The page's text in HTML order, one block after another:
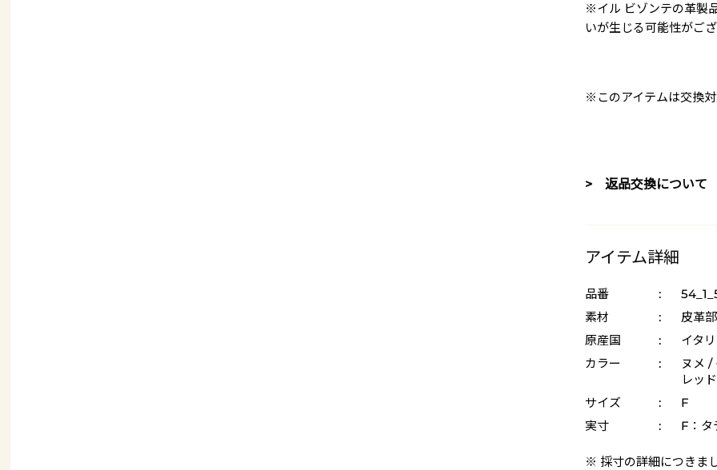
※イル ビゾンテの革製
いが生じる可能性がご
※このアイテムは交換
> 返品交換について
アイテム詳細
品番 :
素材
:
皮革
原産国
:
イタ
カラー
:
ヌメ /
レッ
サイズ
:
F
実寸
: F：タ
※ 採寸の詳細につきま